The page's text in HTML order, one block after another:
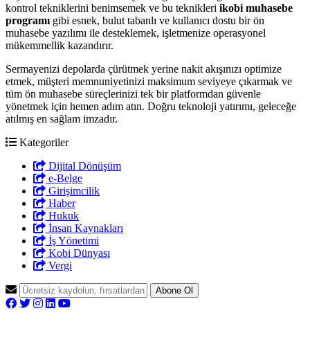
kontrol tekniklerini benimsemek ve bu teknikleri ikobi muhasebe
programı gibi esnek, bulut tabanlı ve kullanıcı dostu bir ön
muhasebe yazılımı ile desteklemek, işletmenize operasyonel
mükemmellik kazandırır.
Sermayenizi depolarda çürütmek yerine nakit akışınızı optimize
etmek, müşteri memnuniyetinizi maksimum seviyeye çıkarmak ve
tüm ön muhasebe süreçlerinizi tek bir platformdan güvenle
yönetmek için hemen adım atın. Doğru teknoloji yatırımı, geleceğe
atılmış en sağlam imzadır.
Kategoriler
Dijital Dönüşüm
e-Belge
Girişimcilik
Haber
Hukuk
İnsan Kaynakları
İş Yönetimi
Kobi Dünyası
Vergi
Abone Ol